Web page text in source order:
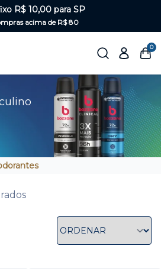
R$ 10,00 para SP
acima de R$ 80
0